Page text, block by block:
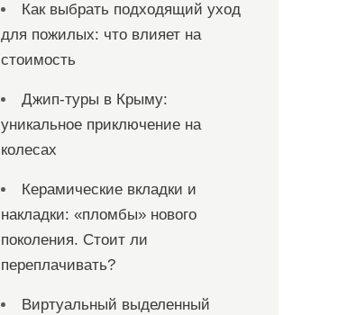
Как выбрать подходящий уход
для пожилых: что влияет на
стоимость
Джип-туры в Крыму:
уникальное приключение на
колесах
Керамические вкладки и
накладки: «пломбы» нового
поколения. Стоит ли
переплачивать?
Виртуальный выделенный